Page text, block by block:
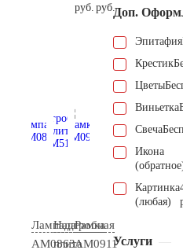
руб. руб.
Лампада
AM0863
Надгробная
плита
Рамка
AM0911
Доп.
Эпитафия
Крестик
Цветы
Виньетка
Свеча
Икона
Картинка
(любая)
Услуги